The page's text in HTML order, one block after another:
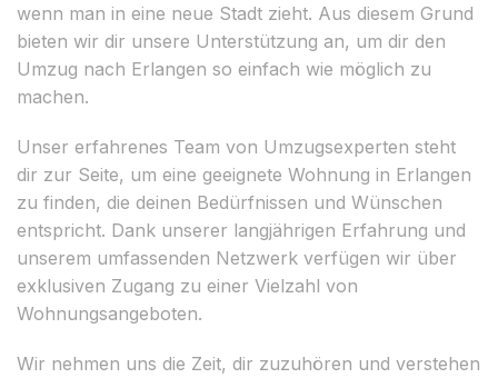
wenn man in eine neue Stadt zieht. Aus diesem Grund
bieten wir dir unsere Unterstützung an, um dir den
Umzug nach Erlangen so einfach wie möglich zu
machen.
Unser erfahrenes Team von Umzugsexperten steht
dir zur Seite, um eine geeignete Wohnung in Erlangen
zu finden, die deinen Bedürfnissen und Wünschen
entspricht. Dank unserer langjährigen Erfahrung und
unserem umfassenden Netzwerk verfügen wir über
exklusiven Zugang zu einer Vielzahl von
Wohnungsangeboten.
Wir nehmen uns die Zeit, dir zuzuhören und verstehen